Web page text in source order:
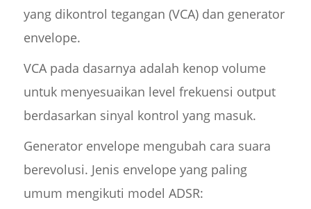
yang dikontrol tegangan (VCA) dan generator
envelope.
VCA pada dasarnya adalah kenop volume
untuk menyesuaikan level frekuensi output
berdasarkan sinyal kontrol yang masuk.
Generator envelope mengubah cara suara
berevolusi. Jenis envelope yang paling
umum mengikuti model ADSR: